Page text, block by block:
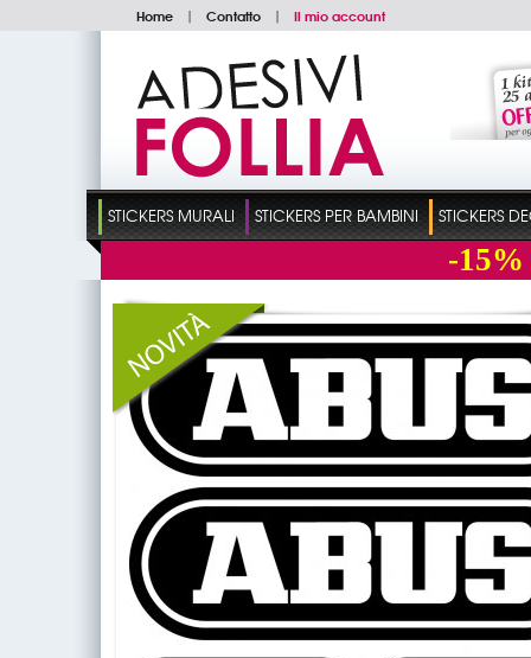
Home | Contatto | Il mio account
STICKERS MURALI STICKERS PER BAMBINI STICKERS
-15%